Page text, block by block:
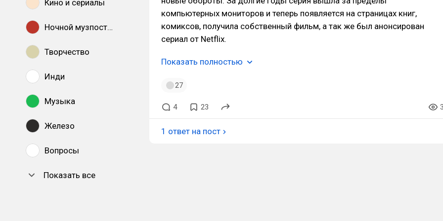
Кино и сериалы
Ночной музпостинг
Творчество
Инди
Музыка
Железо
Вопросы
Показать все
компьютерных мониторов и теперь появляется на страницах книг,
комиксов, получила собственный фильм, а так же был анонсирован
сериал от Netflix.
Показать полностью
27
4 23
1 ответ на пост